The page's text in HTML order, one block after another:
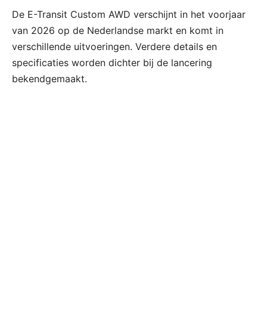
De E-Transit Custom AWD verschijnt in het voorjaar
van 2026 op de Nederlandse markt en komt in
verschillende uitvoeringen. Verdere details en
specificaties worden dichter bij de lancering
bekendgemaakt.